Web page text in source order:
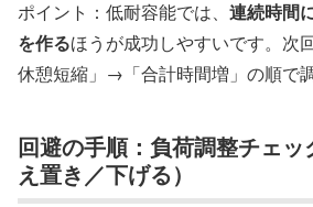
ポイント：低耐容能では、 連続時間
を作るほうが成功しやすいです。次
休憩短縮」→「合計時間増」の順で調
回避の手順：負荷調整チェ
え置き／下げる）